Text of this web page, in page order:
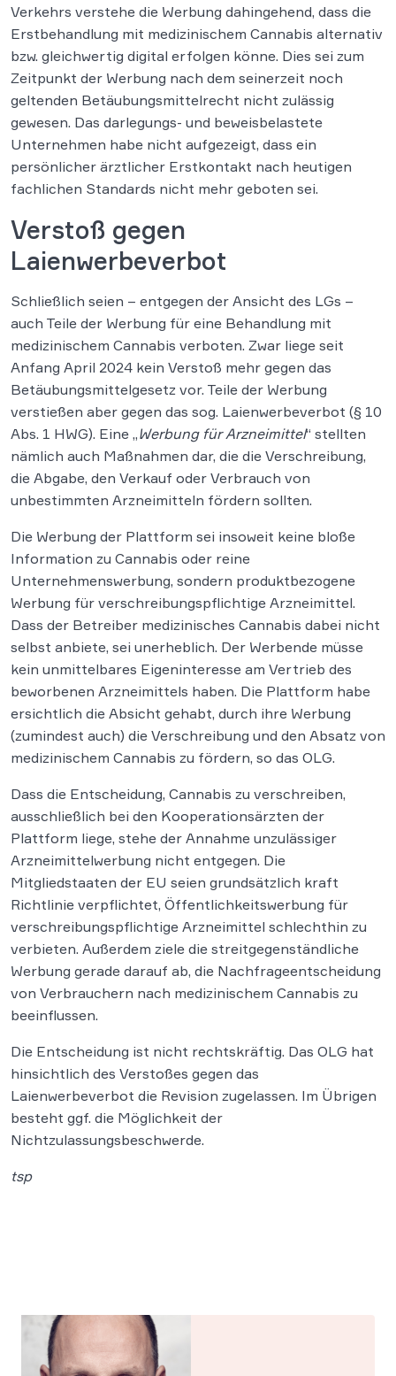
Verkehrs verstehe die Werbung dahingehend, dass die
Erstbehandlung mit medizinischem Cannabis alternativ
bzw. gleichwertig digital erfolgen könne. Dies sei zum
Zeitpunkt der Werbung nach dem seinerzeit noch
geltenden Betäubungsmittelrecht nicht zulässig
gewesen. Das darlegungs- und beweisbelastete
Unternehmen habe nicht aufgezeigt, dass ein
persönlicher ärztlicher Erstkontakt nach heutigen
fachlichen Standards nicht mehr geboten sei.
Verstoß gegen
Laienwerbeverbot
Schließlich seien – entgegen der Ansicht des LGs –
auch Teile der Werbung für eine Behandlung mit
medizinischem Cannabis verboten. Zwar liege seit
Anfang April 2024 kein Verstoß mehr gegen das
Betäubungsmittelgesetz vor. Teile der Werbung
verstießen aber gegen das sog. Laienwerbeverbot (§ 10
Abs. 1 HWG). Eine „Werbung für Arzneimittel“ stellten
nämlich auch Maßnahmen dar, die die Verschreibung,
die Abgabe, den Verkauf oder Verbrauch von
unbestimmten Arzneimitteln fördern sollten.
Die Werbung der Plattform sei insoweit keine bloße
Information zu Cannabis oder reine
Unternehmenswerbung, sondern produktbezogene
Werbung für verschreibungspflichtige Arzneimittel.
Dass der Betreiber medizinisches Cannabis dabei nicht
selbst anbiete, sei unerheblich. Der Werbende müsse
kein unmittelbares Eigeninteresse am Vertrieb des
beworbenen Arzneimittels haben. Die Plattform habe
ersichtlich die Absicht gehabt, durch ihre Werbung
(zumindest auch) die Verschreibung und den Absatz von
medizinischem Cannabis zu fördern, so das OLG.
Dass die Entscheidung, Cannabis zu verschreiben,
ausschließlich bei den Kooperationsärzten der
Plattform liege, stehe der Annahme unzulässiger
Arzneimittelwerbung nicht entgegen. Die
Mitgliedstaaten der EU seien grundsätzlich kraft
Richtlinie verpflichtet, Öffentlichkeitswerbung für
verschreibungspflichtige Arzneimittel schlechthin zu
verbieten. Außerdem ziele die streitgegenständliche
Werbung gerade darauf ab, die Nachfrageentscheidung
von Verbrauchern nach medizinischem Cannabis zu
beeinflussen.
Die Entscheidung ist nicht rechtskräftig. Das OLG hat
hinsichtlich des Verstoßes gegen das
Laienwerbeverbot die Revision zugelassen. Im Übrigen
besteht ggf. die Möglichkeit der
Nichtzulassungsbeschwerde.
tsp